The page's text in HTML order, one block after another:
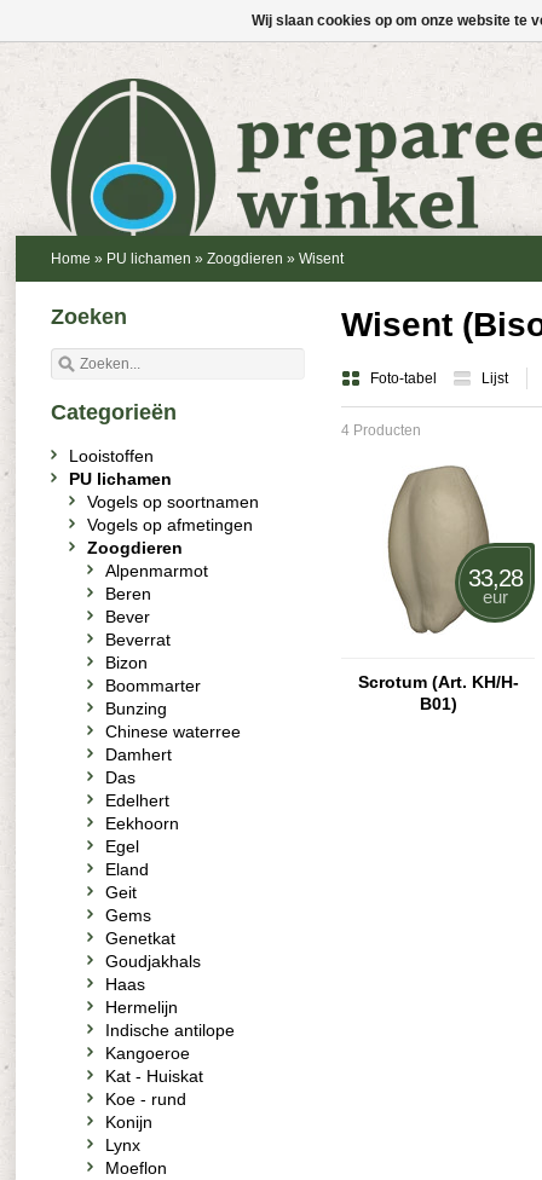
Home » PU lichamen » Zoogdieren » Wisent
Wisent
Foto-tabel Lijst
4 Producten
33,28
eur
Scrotum (Art. KH/H-
B01)
Zoeken
Categorieën
Looistoffen
PU lichamen
Vogels op soortnamen
Vogels op afmetingen
Zoogdieren
Alpenmarmot
Beren
Bever
Beverrat
Bizon
Boommarter
Bunzing
Chinese waterree
Damhert
Das
Edelhert
Eekhoorn
Egel
Eland
Geit
Gems
Genetkat
Goudjakhals
Haas
Hermelijn
Indische antilope
Kangoeroe
Kat - Huiskat
Koe - rund
Konijn
Lynx
Moeflon
Wij slaan cookies op om onze website te